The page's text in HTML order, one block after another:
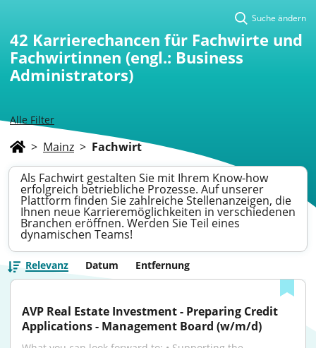
Alle Filter
Suche ändern
42 Karrierechancen für Fachwirte und
Fachwirtinnen (engl.: Business
Administrators)
> Mainz > Fachwirt
Als Fachwirt gestalten Sie mit Ihrem Know-how
erfolgreich betriebliche Prozesse. Auf unserer
Plattform finden Sie zahlreiche Stellenanzeigen, die
Ihnen neue Karrieremöglichkeiten in verschiedenen
Branchen eröffnen. Werden Sie Teil eines
dynamischen Teams!
Relevanz Datum Entfernung
AVP Real Estate Investment - Preparing Credit
Applications - Management Board (w/m/d)